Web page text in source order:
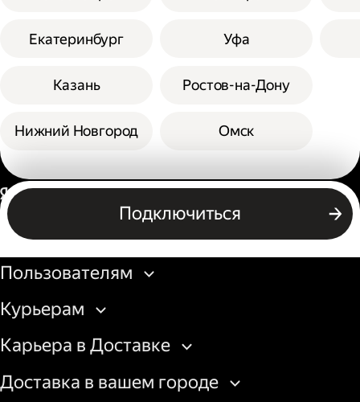
Екатеринбург
Казань
Нижний Новгород
Уфа
Ростов-на-Дону
Омск
Подключиться
Россия
Бизнесу
Пользователям
Курьерам
Карьера в Доставке
Доставка в вашем городе